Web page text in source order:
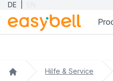
Zum Hauptinhalt springen
DE
Hilfe & Service